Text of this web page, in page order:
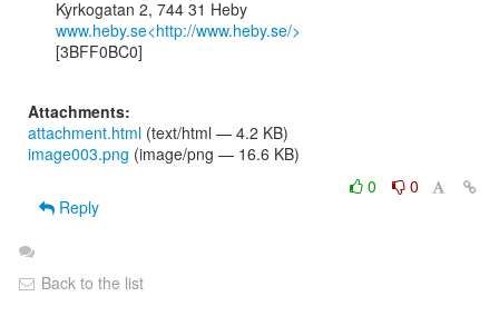
www.heby.se<http://www.heby.se/>
[3BFF0BC0]
Attachments:
attachment.html (text/html — 4.2 KB)
image003.png (image/png — 16.6 KB)
0
0
Reply
Back to the list